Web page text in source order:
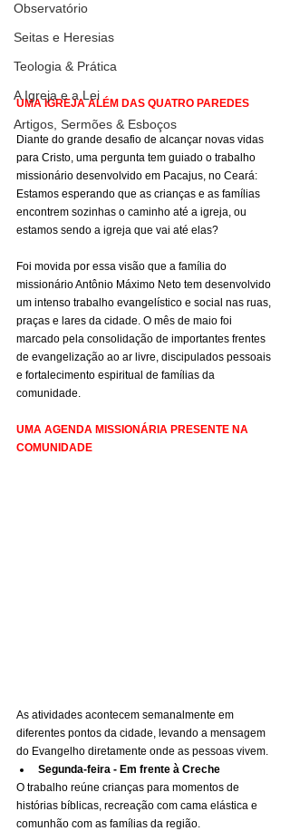
Observatório
Seitas e Heresias
Teologia & Prática
A Igreja e a Lei
Artigos, Sermões & Esboços
UMA IGREJA ALÉM DAS QUATRO PAREDES
Diante do grande desafio de alcançar novas vidas
para Cristo, uma pergunta tem guiado o trabalho
missionário desenvolvido em Pacajus, no Ceará:
Estamos esperando que as crianças e as famílias
encontrem sozinhas o caminho até a igreja, ou
estamos sendo a igreja que vai até elas?
Foi movida por essa visão que a família do
missionário Antônio Máximo Neto tem desenvolvido
um intenso trabalho evangelístico e social nas ruas,
praças e lares da cidade. O mês de maio foi
marcado pela consolidação de importantes frentes
de evangelização ao ar livre, discipulados pessoais
e fortalecimento espiritual de famílias da
comunidade.
UMA AGENDA MISSIONÁRIA PRESENTE NA
COMUNIDADE
As atividades acontecem semanalmente em
diferentes pontos da cidade, levando a mensagem
do Evangelho diretamente onde as pessoas vivem.
Segunda-feira - Em frente à Creche
O trabalho reúne crianças para momentos de
histórias bíblicas, recreação com cama elástica e
comunhão com as famílias da região.